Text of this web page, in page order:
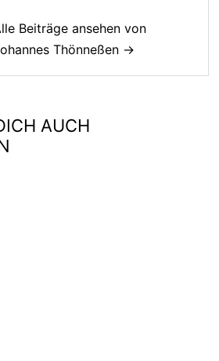
Beiträge ansehen von
Thönneßen →
AUCH